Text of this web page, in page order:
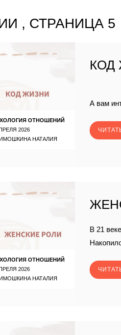
, СТРАНИЦА 5
ОТНОШЕНИЙ
2026
НАТАЛИЯ
КОД
А вам
ОТНОШЕНИЙ
2026
НАТАЛИЯ
В 21